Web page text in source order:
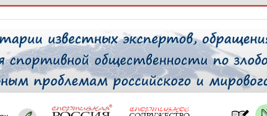
ТАБЛО АКТИВНОСТИ
РЕСУРСНАЯ ПЛОЩАДКА